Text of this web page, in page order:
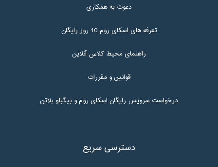
دعوت به همکاری
تعرفه های اسکای روم 10 روز رایگان
راهنمای محیط کلاس آنلاین
قوانین و مقررات
درخواست سرویس رایگان اسکای روم و بیگبلو بلاتن
دسترسی سریع